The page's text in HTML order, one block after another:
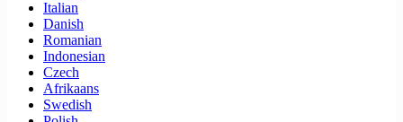
Italian
Danish
Romanian
Indonesian
Czech
Afrikaans
Swedish